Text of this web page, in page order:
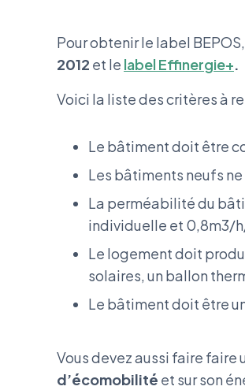
Pour obtenir le label
2012 et le label Effinergie+.
Voici la liste des critères à
Le bâtiment doit être
Les bâtiments neufs
La perméabilité du
individuelle et 0,8m3/
Le logement doit
solaires, un ballon
Le bâtiment doit être
Vous devez aussi faire faire
d’écomobilité et sur son